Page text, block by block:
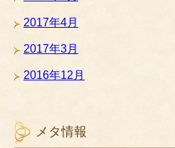
2017年4月
2017年3月
2016年12月
メタ情報